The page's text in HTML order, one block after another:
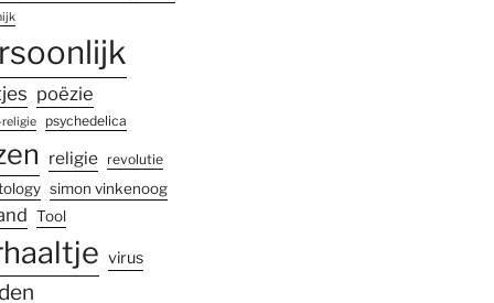
poëzie
religie psychedelica
religie revolutie
simon vinkenoog
Tool
virus